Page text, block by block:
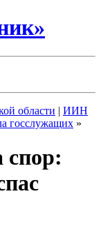
области | ИИН
госслужащих »
спор: